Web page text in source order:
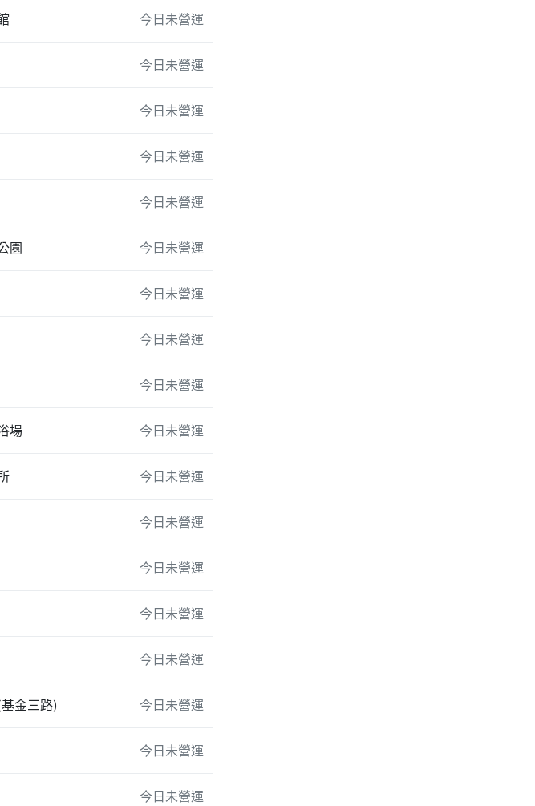
今日未營運
今日未營運
今日未營運
今日未營運
今日未營運
園 今日未營運
今日未營運
今日未營運
今日未營運
場 今日未營運
今日未營運
今日未營運
今日未營運
今日未營運
今日未營運
金三路) 今日未營運
今日未營運
今日未營運